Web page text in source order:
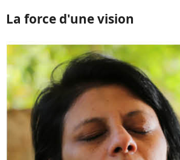
La force d'une vision